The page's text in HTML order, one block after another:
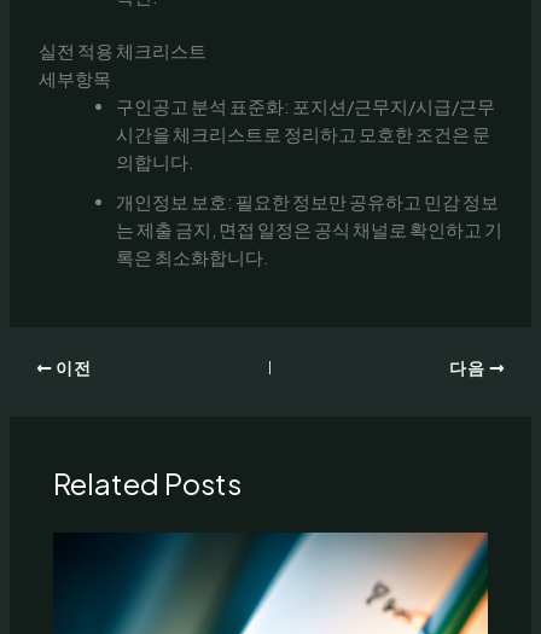
실전 적용 체크리스트
세부항목
구인공고 분석 표준화: 포지션/근무지/시급/근무
시간을 체크리스트로 정리하고 모호한 조건은 문
의합니다.
개인정보 보호: 필요한 정보만 공유하고 민감 정보
는 제출 금지, 면접 일정은 공식 채널로 확인하고 기
록은 최소화합니다.
이전 다음
Related Posts